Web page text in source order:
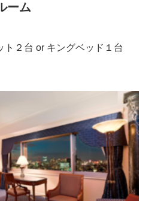
ーム
２台 or キングベッド１台